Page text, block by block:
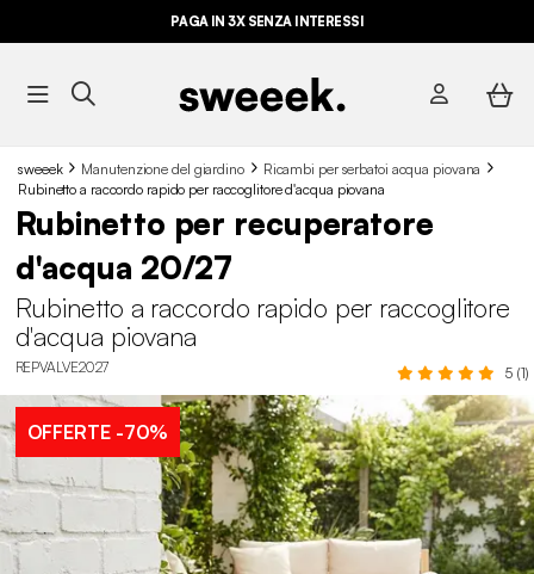
PAGA IN 3X SENZA INTERESSI
sweeek Manutenzione del giardino
Ricambi per serbatoi acqua piovana
Rubinetto a raccordo rapido per raccoglitore d'acqua piovana
Rubinetto per recuperatore
d'acqua 20/27
Rubinetto a raccordo rapido per raccoglitore
d'acqua piovana
REPVALVE2027 5 (1)
OFFERTE-70%